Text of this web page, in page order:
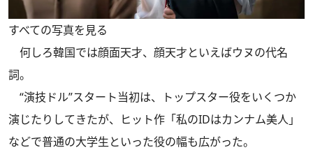
すべての写真を見る
何しろ韓国では顔面天才、顔天才といえばウヌの代名
詞。
“演技ドル”スタート当初は、トップスター役をいくつか
演じたりしてきたが、ヒット作「私のIDはカンナム美人」
などで普通の大学生といった役の幅も広がった。